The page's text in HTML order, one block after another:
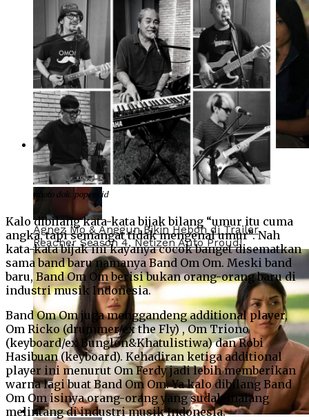
photo dok. popers.id
Kalo dibilang kata-kata bijak bilang “umur itu cuma
angka, tapi semangat tidak mengenal umur”. Nah
kata-kata bijak ini kayanya cocok banget disematkan
sama band baru namanya Band Om Om. Meski band
baru, Band Om Om berisi bukan orang-orang baru di
industri musik Indonesia.
Band Om Om juga menggandeng additional player,
Om Ricko (drummer/ex the Fly) , Om Triono
(keyboard/ex Bunglon&Khatulistiwa) dan Robi
Hasibuan (keyboard). Kehadiran ketiga additional
player ini menurut Om Ferdy jadi lebih memberikan
warna lagi buat Band Om Om. Ya kalo dibilang Band
Om Om isinya orang-orang yang sudah malang
melintang di industri musik Indonesia.
Agnez Mo & Anggun Bikin Heboh di Trailer
Reacher Season 4, Netizen Auto Proud!